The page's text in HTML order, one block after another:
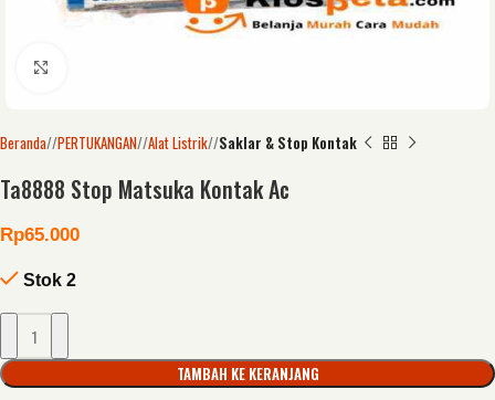
Beranda/ PERTUKANGAN/ Alat Listrik/ Saklar & Stop Kontak
Ta8888 Stop Matsuka Kontak Ac
Rp65.000
Stok 2
TAMBAH KE KERANJANG